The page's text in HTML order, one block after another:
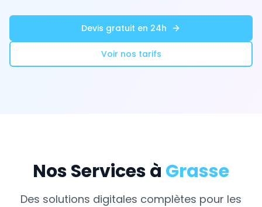
Devis gratuit en 24h
Voir nos tarifs
Nos Services à Grasse
Des solutions digitales complètes pour les